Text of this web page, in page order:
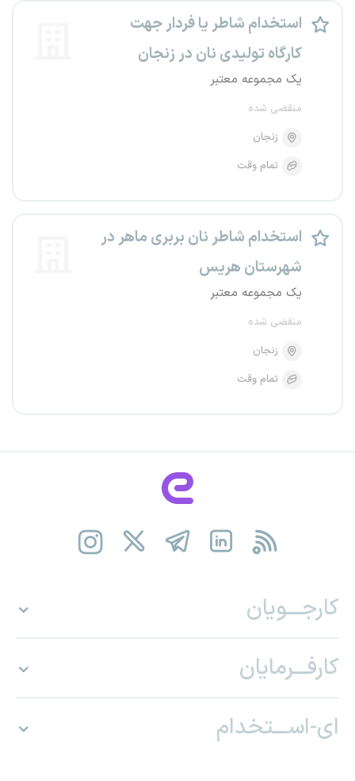
استخدام شاطر یا فردار جهت
کارگاه تولیدی نان در زنجان
یک مجموعه معتبر
منقضی شده
زنجان
تمام وقت
استخدام شاطر نان بربری ماهر در
شهرستان هریس
یک مجموعه معتبر
منقضی شده
زنجان
تمام وقت
کارجـــویان
کارفـــرمایان
ای-اســـتخدام